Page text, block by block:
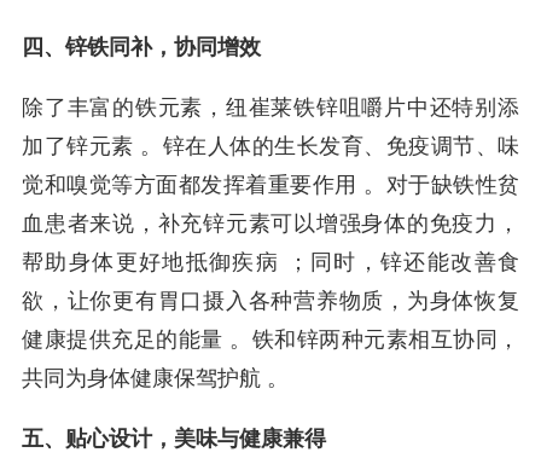
四、锌铁同补，协同增效
除了丰富的铁元素，纽崔莱铁锌咀嚼片中还特别添
加了锌元素 。锌在人体的生长发育、免疫调节、味
觉和嗅觉等方面都发挥着重要作用 。对于缺铁性贫
血患者来说，补充锌元素可以增强身体的免疫力，
帮助身体更好地抵御疾病 ；同时，锌还能改善食
欲，让你更有胃口摄入各种营养物质，为身体恢复
健康提供充足的能量 。铁和锌两种元素相互协同，
共同为身体健康保驾护航 。
五、贴心设计，美味与健康兼得